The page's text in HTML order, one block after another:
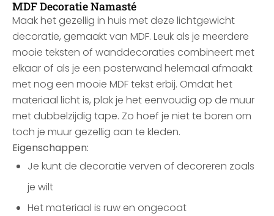
MDF Decoratie Namasté
Maak het gezellig in huis met deze lichtgewicht
decoratie, gemaakt van MDF. Leuk als je meerdere
mooie teksten of wanddecoraties combineert met
elkaar of als je een posterwand helemaal afmaakt
met nog een mooie MDF tekst erbij. Omdat het
materiaal licht is, plak je het eenvoudig op de muur
met dubbelzijdig tape. Zo hoef je niet te boren om
toch je muur gezellig aan te kleden.
Eigenschappen:
Je kunt de decoratie verven of decoreren zoals
je wilt
Het materiaal is ruw en ongecoat